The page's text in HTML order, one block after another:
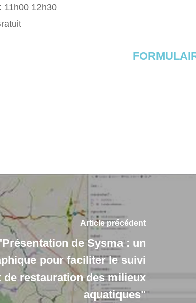
11h00 12h30
Article précédent
de Sysma : un
pour faciliter le suivi
de restauration des milieux
aquatiques"